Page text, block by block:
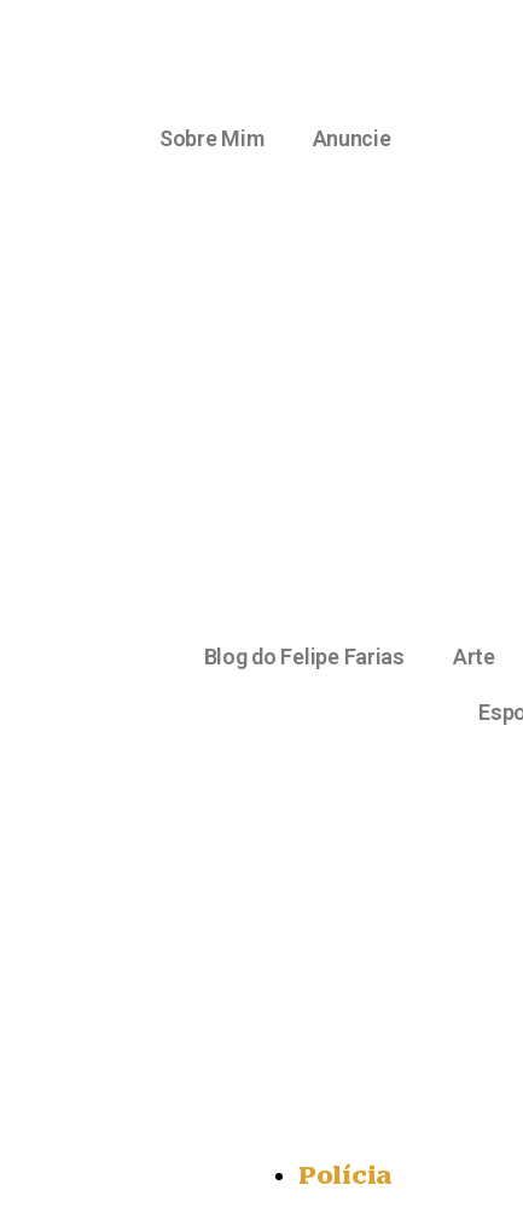
Sobre Mim Anuncie
Blog do Felipe Farias Arte
Polícia